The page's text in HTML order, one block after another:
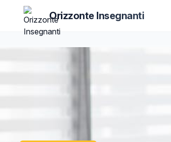
Orizzonte Insegnanti